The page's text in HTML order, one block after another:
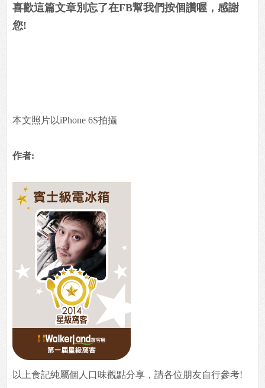
喜歡這篇文章別忘了在FB幫我們按個讚喔，感謝
您!
本文照片以iPhone 6S拍攝
作者:
以上食記純屬個人口味觀點分享，請各位朋友自行參考!